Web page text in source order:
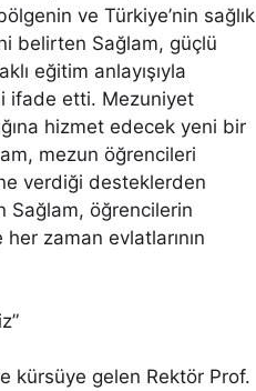
ve Türkiye’nin sağlık
belirten Sağlam, güçlü
eğitim anlayışıyla
ifade etti. Mezuniyet
hizmet edecek yeni bir
mezun öğrencileri
verdiği desteklerden
Sağlam, öğrencilerin
zaman evlatlarının
kürsüye gelen Rektör Prof.